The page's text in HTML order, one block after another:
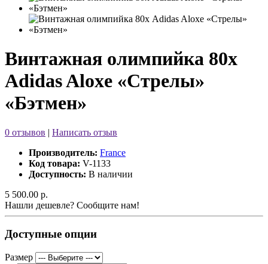
Винтажная олимпийка 80х
Adidas Aloxe «Стрелы»
«Бэтмен»
0 отзывов | Написать отзыв
Производитель: France
Код товара: V-1133
Доступность: В наличии
5 500.00 р.
Нашли дешевле? Сообщите нам!
Доступные опции
Размер